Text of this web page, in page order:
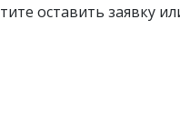
оставить заявку